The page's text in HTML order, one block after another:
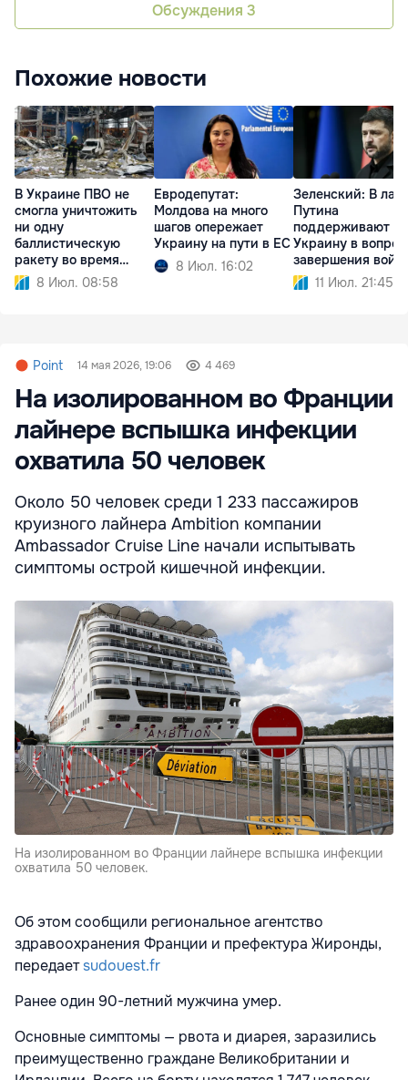
Обсуждения 3
Похожие новости
В Украине ПВО не
смогла уничтожить
ни одну
баллистическую
ракету во время
атаки РФ
8 Июл. 08:58
Евродепутат:
Молдова на много
шагов опережает
Украину на пути в ЕС
8 Июл. 16:02
Зеленский: В
Путина
поддерживают
Украину в
завершения
11 Июл. 21:45
Point 14 мая 2026, 19:06 4 469
На изолированном во Франции
лайнере вспышка инфекции
охватила 50 человек
Около 50 человек среди 1 233 пассажиров
круизного лайнера Ambition компании
Ambassador Cruise Line начали испытывать
симптомы острой кишечной инфекции.
На изолированном во Франции лайнере вспышка инфекции
охватила 50 человек.
Об этом сообщили региональное агентство
здравоохранения Франции и префектура Жиронды,
передаетsudouest.fr
Ранее один 90-летний мужчина умер.
Основные симптомы — рвота и диарея, заразились
преимущественно граждане Великобритании и